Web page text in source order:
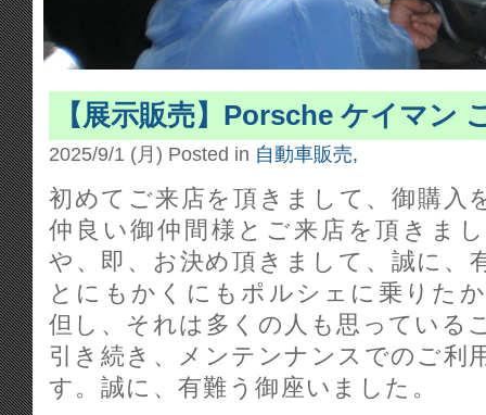
【展示販売】Porsche ケイマン
2025/9/1 (月) Posted in 自動車販売,
初めてご来店を頂きまして、御購入
仲良い御仲間様とご来店を頂きま
や、即、お決め頂きまして、誠に、
とにもかくにもポルシェに乗りた
但し、それは多くの人も思っている
引き続き、メンテンナンスでのご利
す。誠に、有難う御座いました。